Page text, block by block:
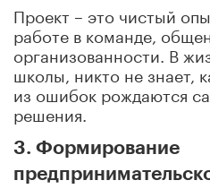
Проект – это чистый
работе в команде,
организованности. В
школы, никто не знает,
из ошибок рождаются
решения.
3. Формирование